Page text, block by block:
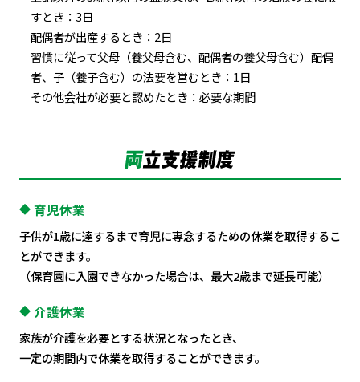
すとき：3日
配偶者が出産するとき：2日
習慣に従って父母（養父母含む、配偶者の養父母含む）配偶
者、子（養子含む）の法要を営むとき：1日
その他会社が必要と認めたとき：必要な期間
育児休業
子供が1歳に達するまで育児に専念するための休業を取得するこ
とができます。
（保育園に入園できなかった場合は、最大2歳まで延長可能）
介護休業
家族が介護を必要とする状況となったとき、
一定の期間内で休業を取得することができます。